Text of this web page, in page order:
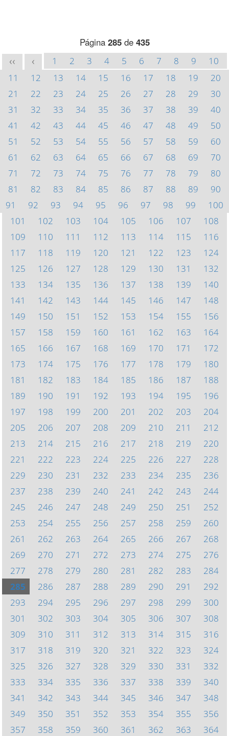
Página 285de 435
<< < 1 2 3 4 5 6 7 8 9
10
11
12 13 14 15 16 17 18 19
20
21
22 23 24 25 26 27 28 29
30
31
32 33 34 35 36 37 38 39
40
41
42 43 44 45 46 47 48 49
50
51
52 53 54 55 56 57 58 59
60
61
62 63 64 65 66 67 68 69
70
71
72 73 74 75 76 77 78 79
80
81
82 83 84 85 86 87 88 89
90
91
92 93 94 95 96 97 98 99
100
101
102 103 104 105 106 107
108
109
110 111 112 113 114 115
116
117
118 119 120 121 122 123
124
125
126 127 128 129 130 131
132
133
134 135 136 137 138 139
140
141
142 143 144 145 146 147
148
149
150 151 152 153 154 155
156
157
158 159 160 161 162 163
164
165
166 167 168 169 170 171
172
173
174 175 176 177 178 179
180
181
182 183 184 185 186 187
188
189
190 191 192 193 194 195
196
197
198 199 200 201 202 203
204
205
206 207 208 209 210 211
212
213
214 215 216 217 218 219
220
221
222 223 224 225 226 227
228
229
230 231 232 233 234 235
236
237
238 239 240 241 242 243
244
245
246 247 248 249 250 251
252
253
254 255 256 257 258 259
260
261
262 263 264 265 266 267
268
269
270 271 272 273 274 275
276
277
278 279 280 281 282 283
284
285
286 287 288 289 290 291
292
293
294 295 296 297 298 299
300
301
302 303 304 305 306 307
308
309
310 311 312 313 314 315
316
317
318 319 320 321 322 323
324
325
326 327 328 329 330 331
332
333
334 335 336 337 338 339
340
341
342 343 344 345 346 347
348
349
350 351 352 353 354 355
356
357
358 359 360 361 362 363 364